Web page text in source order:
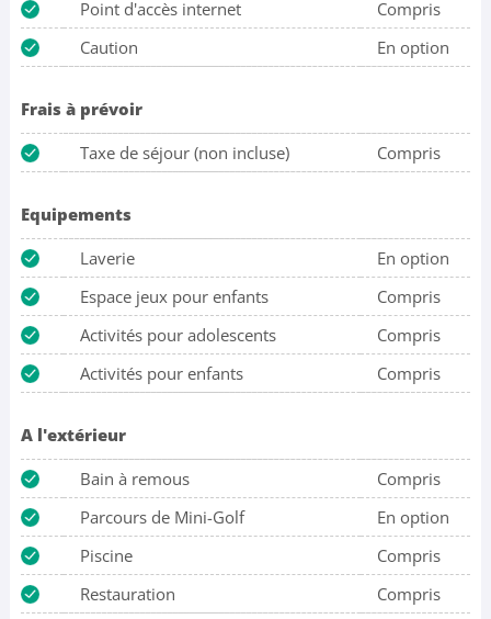
Point d'accès internet
Compris
Caution
En option
Frais à prévoir
Taxe de séjour (non incluse)
Compris
Equipements
Laverie
En option
Espace jeux pour enfants
Compris
Activités pour adolescents
Compris
Activités pour enfants
Compris
A l'extérieur
Bain à remous
Compris
Parcours de Mini-Golf
En option
Piscine
Compris
Restauration
Compris